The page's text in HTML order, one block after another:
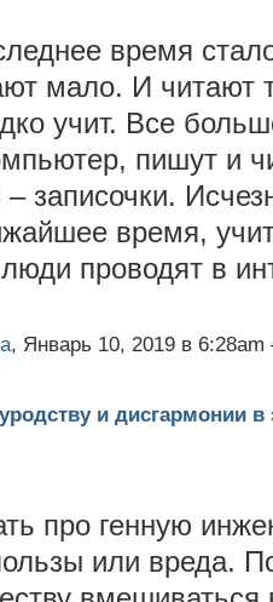
время
мало. И читают
учит. Все
пишут и
записочки.
время,
проводят в
, Январь 10, 2019 в
и дисгармонии в
про генную
или вреда.